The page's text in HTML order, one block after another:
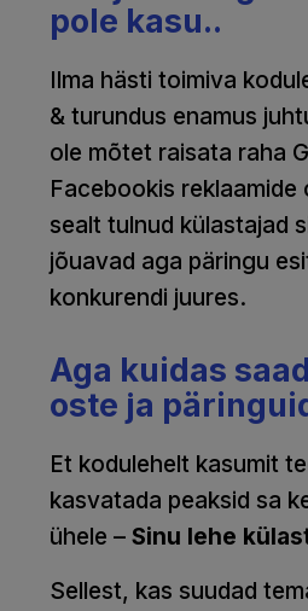
pole kasu..
Ilma hästi toimiva
& turundus enamus
ole mõtet raisata raha
Facebookis reklaamide
sealt tulnud külastajad
jõuavad aga päringu
konkurendi juures.
Aga kuidas
oste ja
Et kodulehelt kasumit
kasvatada peaksid sa
ühele – Sinu lehe
Sellest, kas suudad